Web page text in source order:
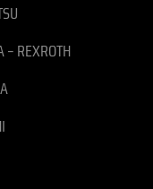
REXROTH